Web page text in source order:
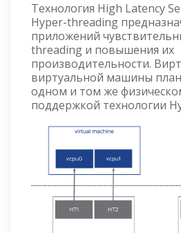
Технология High Latency
Hyper-threading
приложений
threading и повышения их
производительности.
виртуальной машины
одном и том же
поддержкой технологии